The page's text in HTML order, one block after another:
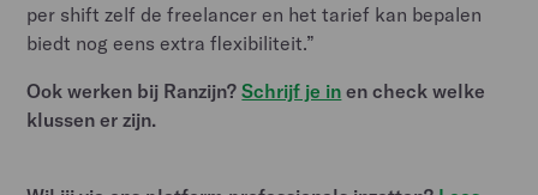
per shift zelf de freelancer en het tarief kan bepalen
biedt nog eens extra flexibiliteit.”
Ook werken bij Ranzijn?Schrijf je in en check welke
klussen er zijn.